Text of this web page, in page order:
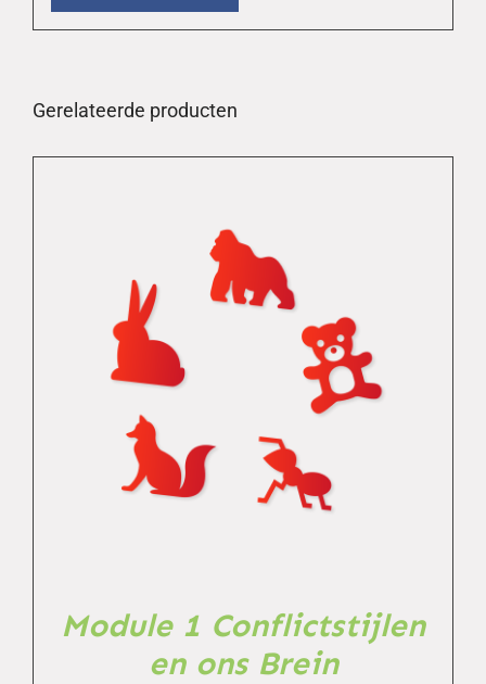
Gerelateerde producten
TOEVOEGEN AAN WINKELWAGEN / DETAILS
Module 1 Conflictstijlen
en ons Brein